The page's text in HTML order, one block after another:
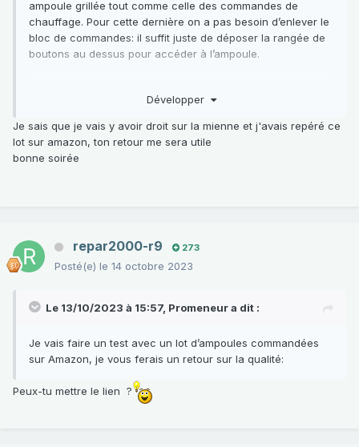
ampoule grillée tout comme celle des commandes de
chauffage. Pour cette dernière on a pas besoin d’enlever le
bloc de commandes: il suffit juste de déposer la rangée de
boutons au dessus pour accéder à l’ampoule.
que mon modèle ne soit pas équipé de la molette pour
Cependant impossible de changer l’ampoule du cendrier, je
doit être bête (« c’est pas exclu » pour citer le Tenue de
Je vais faire un test avec un lot d’ampoules commandées
sur Amazon, je vous ferais un retour sur la qualité:
Développer
Je sais que je vais y avoir droit sur la mienne et j'avais repéré ce
lot sur amazon, ton retour me sera utile
bonne soirée
repar2000-r9 273
Posté(e) le 14 octobre 2023
Le 13/10/2023 à 15:57, Promeneura dit :
Je vais faire un test avec un lot d’ampoules commandées
sur Amazon, je vous ferais un retour sur la qualité:
Peux-tu mettre le lien ?